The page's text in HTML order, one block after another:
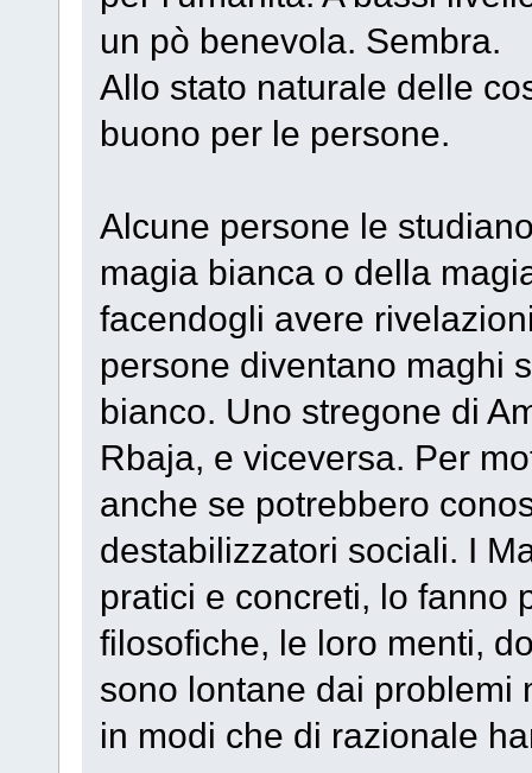
un pò benevola. Sembra.
Allo stato naturale delle
buono per le persone.
Alcune persone le
magia bianca o della
facendogli avere
persone diventano maghi
bianco. Uno stregone di
Rbaja, e viceversa. Per
anche se potrebbero
destabilizzatori sociali. I
pratici e concreti, lo fanno
filosofiche, le loro menti,
sono lontane dai problemi
in modi che di razionale